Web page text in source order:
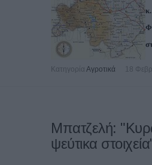
Κατηγορία Αγροτικά 18
Μπατζελή:
ψεύτικα